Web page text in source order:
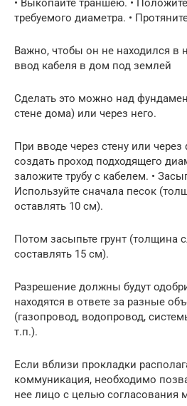
требуемого диаметра. •
Важно, чтобы он не находился в
ввод кабеля в дом под землей
Сделать это можно над
стене дома) или через него.
При вводе через стену или
создать проход подходящего
заложите трубу с кабелем. •
Используйте сначала песок
оставлять 10 см).
Потом засыпьте грунт (толщина
составлять 15 см).
Разрешение должны будут
находятся в ответе за разные
(газопровод, водопровод,
т.п.).
Если вблизи прокладки
коммуникация, необходимо
нее лицо с целью согласования